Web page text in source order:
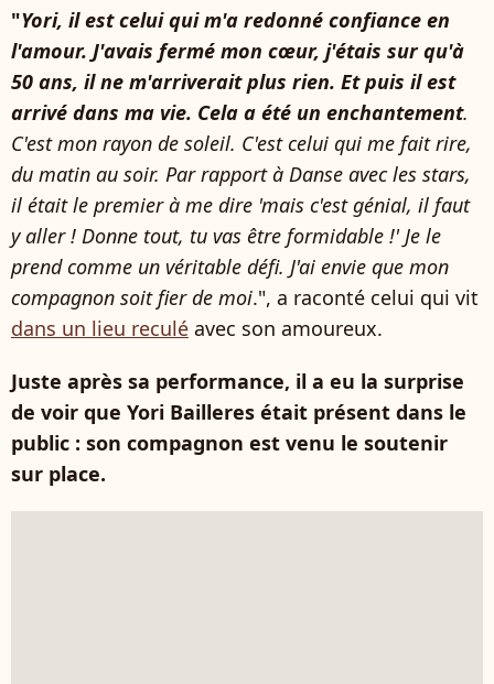
"Yori, il est celui qui m'a redonné confiance en
l'amour. J'avais fermé mon cœur, j'étais sur qu'à
50 ans, il ne m'arriverait plus rien. Et puis il est
arrivé dans ma vie. Cela a été un enchantement.
C'est mon rayon de soleil. C'est celui qui me fait rire,
du matin au soir. Par rapport à Danse avec les stars,
il était le premier à me dire 'mais c'est génial, il faut
y aller ! Donne tout, tu vas être formidable !' Je le
prend comme un véritable défi. J'ai envie que mon
compagnon soit fier de moi.", a raconté celui qui vit
dans un lieu reculé avec son amoureux.
Juste après sa performance, il a eu la surprise
de voir que Yori Bailleres était présent dans le
public : son compagnon est venu le soutenir
sur place.